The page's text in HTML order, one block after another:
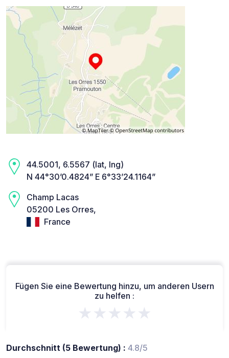
44.5001, 6.5567 (lat, lng)
N 44°30’0.4824” E 6°33’24.1164”
Champ Lacas
05200 Les Orres,
France
Fügen Sie eine Bewertung hinzu, um anderen Usern
zu helfen :
★★★★★
Durchschnitt (5 Bewertung) : 4.8/5